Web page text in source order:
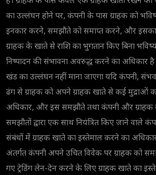
का उल्लंघन होने पर, कंपनी के पास ग्राहक को
इनकार करने, समझौते को समाप्त करने, और इसका
ग्राहक के खाते से राशि का भुगतान किए बिना
निष्पादन की संभावना अवरुद्ध करने का अधिकार
खंड का उल्लंघन नहीं माना जाएगा यदि कंपनी,
ढंग से ग्राहक को अपने ग्राहक खाते से कई मुद्राओं
अधिकार, और इस समझौते तथा कंपनी और
समझौतों द्वारा एक साथ नियंत्रित किए जाने वाले
संबंधों में ग्राहक खाते का इस्तेमाल करने का
अंतर्गत कंपनी अपने उचित विवेक पर ग्राहक को
गए ट्रेडिंग लेन-देन करने के लिए ग्राहक खाते का